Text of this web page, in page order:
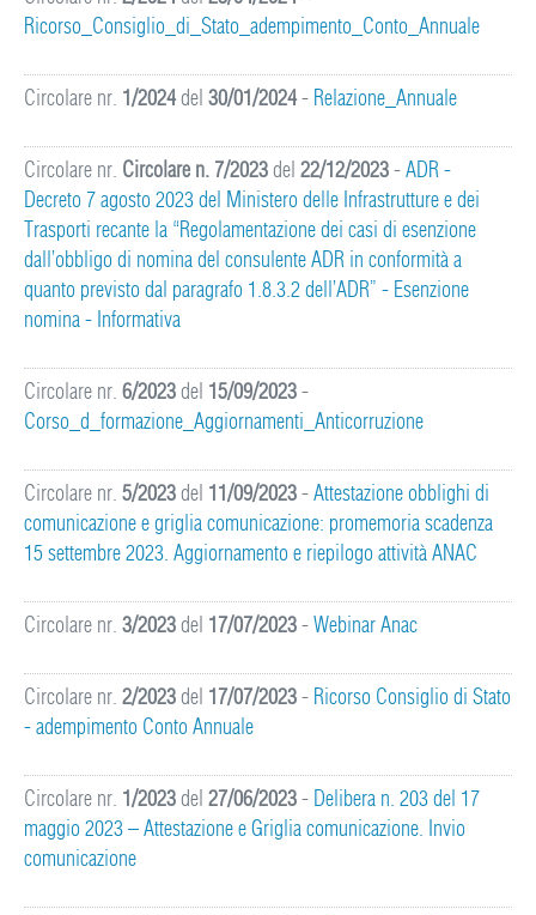
Ricorso_Consiglio_di_Stato_adempimento_Conto_Annuale
Circolare nr. 1/2024del30/01/2024- Relazione_Annuale
Circolare nr. Circolare n. 7/2023del22/12/2023-ADR -
Decreto 7 agosto 2023 del Ministero delle Infrastrutture e dei
Trasporti recante la “Regolamentazione dei casi di esenzione
dall’obbligo di nomina del consulente ADR in conformità a
quanto previsto dal paragrafo 1.8.3.2 dell’ADR” - Esenzione
nomina - Informativa
Circolare nr. 6/2023del 15/09/2023-
Corso_d_formazione_Aggiornamenti_Anticorruzione
Circolare nr. 5/2023del 11/09/2023-Attestazione obblighi di
comunicazione e griglia comunicazione: promemoria scadenza
15 settembre 2023. Aggiornamento e riepilogo attività ANAC
Circolare nr. 3/2023del 17/07/2023-Webinar Anac
Circolare nr. 2/2023del 17/07/2023- Ricorso Consiglio di Stato
- adempimento Conto Annuale
Circolare nr. 1/2023del27/06/2023- Delibera n. 203 del 17
maggio 2023 – Attestazione e Griglia comunicazione. Invio
comunicazione